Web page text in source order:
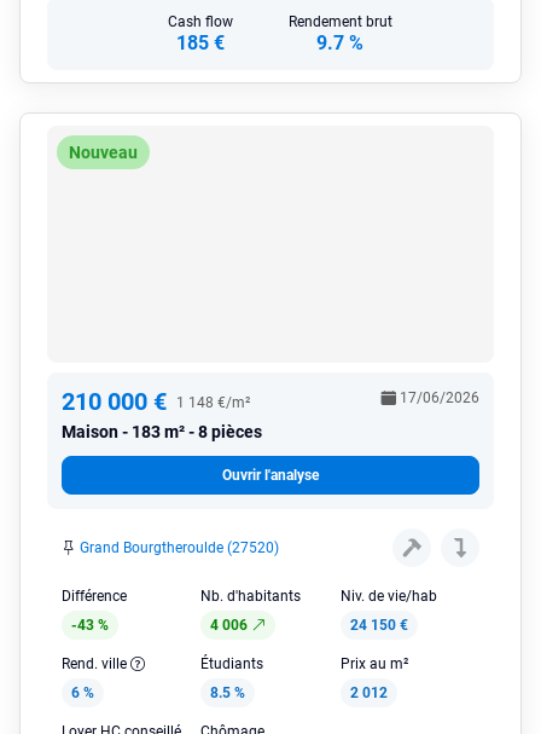
Cash flow
185 €
Rendement brut
9.7 %
Nouveau
210 000 € 1 148 €/m²
Maison 183 m² - 8 pièces
17/06/2026
Ouvrir l'analyse
Grand Bourgtheroulde (27520)
Différence
-43 %
Nb. d'habitants
4 006
Niv. de vie/hab
24 150 €
Rend. ville
6 %
Étudiants
8.5 %
Prix au m²
2 012